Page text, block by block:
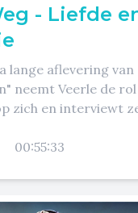
- Liefde
lange aflevering van
neemt Veerle de
zich en interviewt
delen ze
00:55:33